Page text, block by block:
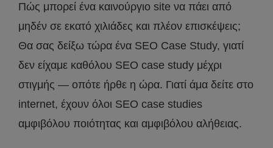
Πώς μπορεί ένα καινούργιο site να πάει από
μηδέν σε εκατό χιλιάδες και πλέον επισκέψεις;
Θα σας δείξω τώρα ένα SEO Case Study, γιατί
δεν είχαμε καθόλου SEO case study μέχρι
στιγμής — οπότε ήρθε η ώρα. Γιατί άμα δείτε στο
internet, έχουν όλοι SEO case studies
αμφιβόλου ποιότητας και αμφιβόλου αλήθειας.